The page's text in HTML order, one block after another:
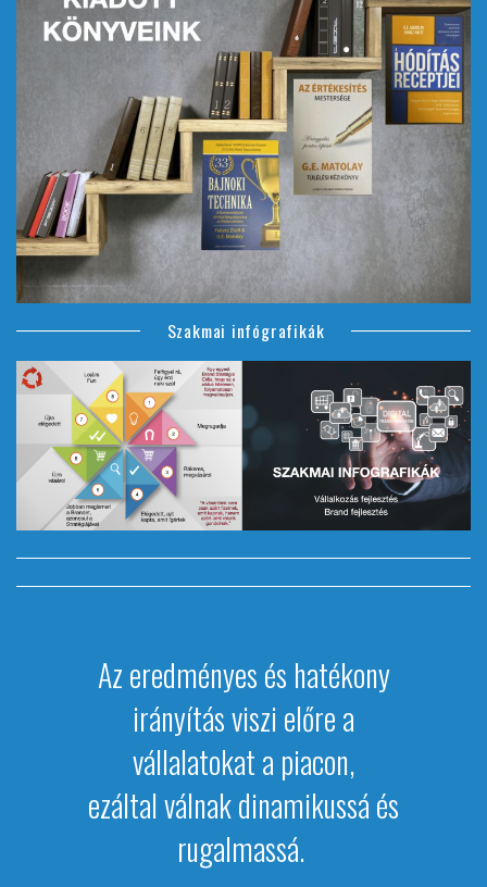
Szakmai infógrafikák
Az eredményes és hatékony
irányítás viszi előre a
vállalatokat a piacon,
ezáltal válnak dinamikussá és
rugalmassá.